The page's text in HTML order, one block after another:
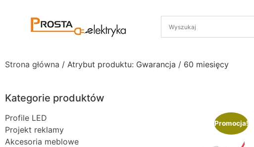
Strona główna / Atrybut produktu: Gwarancja / 60 miesięcy
Kategorie produktów
Profile LED
Projekt reklamy
Akcesoria meblowe
Promocja!